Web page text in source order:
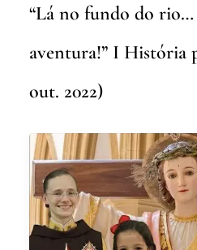
“Lá no fundo do
aventura!” I História
out. 2022)